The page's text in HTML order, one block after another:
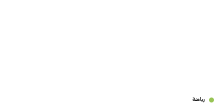
رياضة